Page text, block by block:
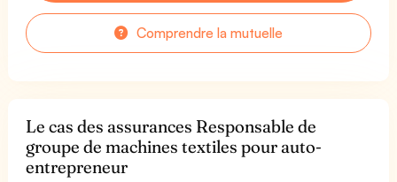
Comprendre la mutuelle
Le cas des assurances Responsable de
groupe de machines textiles pour auto-
entrepreneur